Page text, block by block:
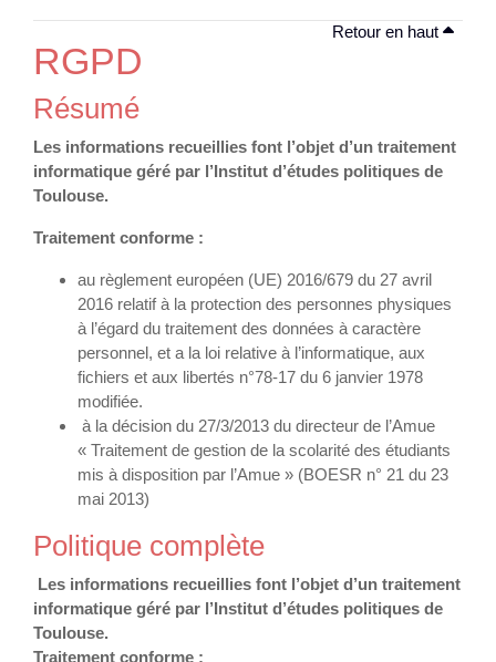
Retour en haut
RGPD
Résumé
Les informations recueillies font l’objet d’un traitement
informatique géré par l’Institut d’études politiques de
Toulouse.
Traitement conforme :
au règlement européen (UE) 2016/679 du 27 avril
2016 relatif à la protection des personnes physiques
à l’égard du traitement des données à caractère
personnel, et a la loi relative à l’informatique, aux
fichiers et aux libertés n°78-17 du 6 janvier 1978
modifiée.
à la décision du 27/3/2013 du directeur de l’Amue
« Traitement de gestion de la scolarité des étudiants
mis à disposition par l’Amue » (BOESR n° 21 du 23
mai 2013)
Politique complète
Les informations recueillies font l’objet d’un traitement
informatique géré par l’Institut d’études politiques de
Toulouse.
Traitement conforme :